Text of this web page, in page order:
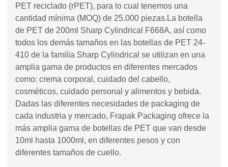
PET reciclado (rPET), para lo cual tenemos una
cantidad mínima (MOQ) de 25.000 piezas.La botella
de PET de 200ml Sharp Cylindrical F668A, así como
todos los demás tamaños en las botellas de PET 24-
410 de la familia Sharp Cylindrical se utilizan en una
amplia gama de productos en diferentes mercados
como: crema corporal, cuidado del cabello,
cosméticos, cuidado personal y alimentos y bebida.
Dadas las diferentes necesidades de packaging de
cada industria y mercado, Frapak Packaging ofrece la
más amplia gama de botellas de PET que van desde
10ml hasta 1000ml, en diferentes pesos y con
diferentes tamaños de cuello.